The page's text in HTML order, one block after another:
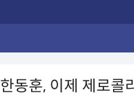
한동훈, 이제 제로